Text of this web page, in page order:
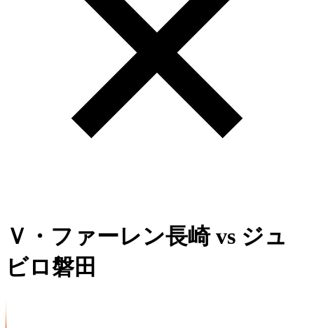
Ｖ・ファーレン長崎vs ジュ
ビロ磐田